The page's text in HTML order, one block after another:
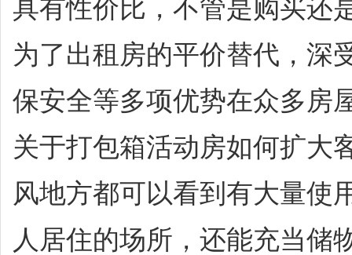
具有性价比，不管是购买还
为了出租房的平价替代，深
保安全等多项优势在众多房
关于打包箱活动房如何扩
风地方都可以看到有大量使
人居住的场所，还能充当储